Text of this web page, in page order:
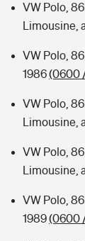
VW Polo, 86
Limousine,
VW Polo,
1986(0600
VW Polo,
Limousine,
VW Polo,
Limousine,
VW Polo,
1989(0600